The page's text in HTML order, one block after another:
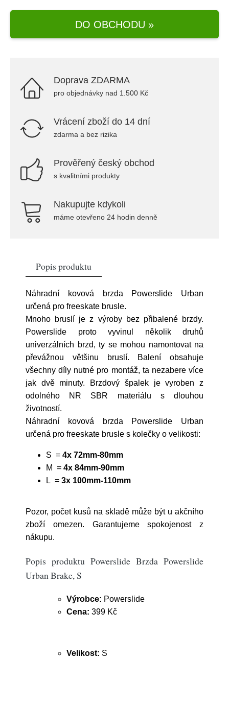
DO OBCHODU »
Doprava ZDARMA
pro objednávky nad 1.500 Kč
Vrácení zboží do 14 dní
zdarma a bez rizika
Prověřený český obchod
s kvalitními produkty
Nakupujte kdykoli
máme otevřeno 24 hodin denně
Popis produktu
Náhradní kovová brzda Powerslide Urban
určená pro freeskate brusle.
Mnoho bruslí je z výroby bez přibalené brzdy.
Powerslide proto vyvinul několik druhů
univerzálních brzd, ty se mohou namontovat na
převážnou většinu bruslí. Balení obsahuje
všechny díly nutné pro montáž, ta nezabere více
jak dvě minuty. Brzdový špalek je vyroben z
odolného NR SBR materiálu s dlouhou
životností.
Náhradní kovová brzda Powerslide Urban
určená pro freeskate brusle s kolečky o velikosti:
S = 4x 72mm-80mm
M = 4x 84mm-90mm
L = 3x 100mm-110mm
Pozor, počet kusů na skladě může být u akčního
zboží omezen. Garantujeme spokojenost z
nákupu.
Popis produktu Powerslide Brzda Powerslide
Urban Brake, S
Výrobce: Powerslide
Cena: 399 Kč
Velikost: S